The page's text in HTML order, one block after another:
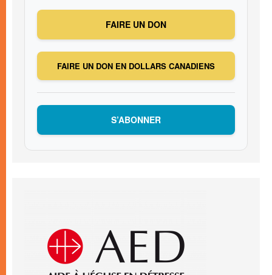
FAIRE UN DON
FAIRE UN DON EN DOLLARS CANADIENS
S’ABONNER